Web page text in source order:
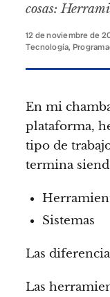
cosas:
12 de noviembre de
Tecnología,
En mi
plataforma,
tipo de
termina
Sistemas
Las
Las